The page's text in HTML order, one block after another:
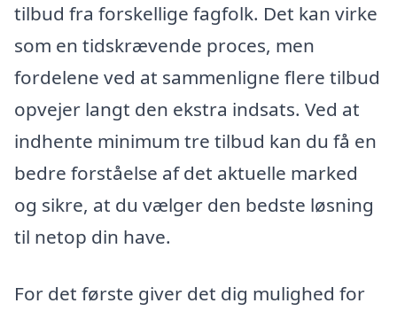
tilbud fra forskellige fagfolk. Det kan virke
som en tidskrævende proces, men
fordelene ved at sammenligne flere tilbud
opvejer langt den ekstra indsats. Ved at
indhente minimum tre tilbud kan du få en
bedre forståelse af det aktuelle marked
og sikre, at du vælger den bedste løsning
til netop din have.
For det første giver det dig mulighed for